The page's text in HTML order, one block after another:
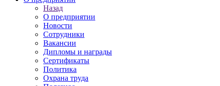
Назад
О предприятии
Новости
Сотрудники
Вакансии
Дипломы и награды
Сертификаты
Политика
Охрана труда